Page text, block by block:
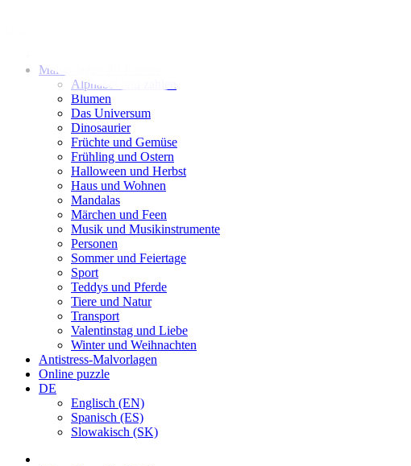
Malvorlagen für Kinder
Alphabet und zahlen
Blumen
Das Universum
Dinosaurier
Früchte und Gemüse
Frühling und Ostern
Halloween und Herbst
Haus und Wohnen
Mandalas
Märchen und Feen
Musik und Musikinstrumente
Personen
Sommer und Feiertage
Sport
Teddys und Pferde
Tiere und Natur
Transport
Valentinstag und Liebe
Winter und Weihnachten
Antistress-Malvorlagen
Online puzzle
DE
Englisch (EN)
Spanisch (ES)
Slowakisch (SK)